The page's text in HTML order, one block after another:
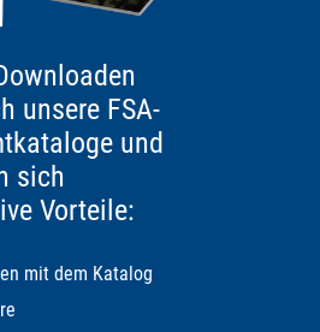
unsere FSA-
und
sich
Vorteile:
mit dem Katalog